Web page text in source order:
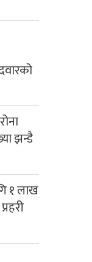
झन्डै
१ लाख